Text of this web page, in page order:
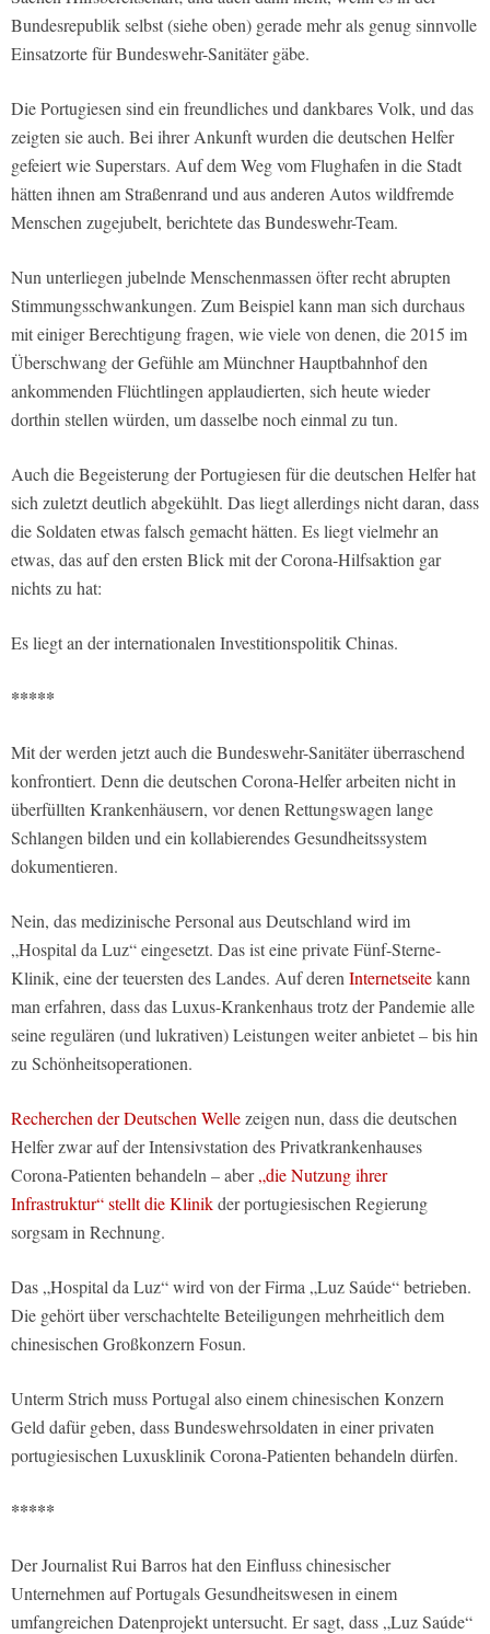
Bundesrepublik selbst (siehe oben) gerade mehr als genug sinnvolle
Einsatzorte für Bundeswehr-Sanitäter gäbe.
Die Portugiesen sind ein freundliches und dankbares Volk, und das
zeigten sie auch. Bei ihrer Ankunft wurden die deutschen Helfer
gefeiert wie Superstars. Auf dem Weg vom Flughafen in die Stadt
hätten ihnen am Straßenrand und aus anderen Autos wildfremde
Menschen zugejubelt, berichtete das Bundeswehr-Team.
Nun unterliegen jubelnde Menschenmassen öfter recht abrupten
Stimmungsschwankungen. Zum Beispiel kann man sich durchaus
mit einiger Berechtigung fragen, wie viele von denen, die 2015 im
Überschwang der Gefühle am Münchner Hauptbahnhof den
ankommenden Flüchtlingen applaudierten, sich heute wieder
dorthin stellen würden, um dasselbe noch einmal zu tun.
Auch die Begeisterung der Portugiesen für die deutschen Helfer hat
sich zuletzt deutlich abgekühlt. Das liegt allerdings nicht daran, dass
die Soldaten etwas falsch gemacht hätten. Es liegt vielmehr an
etwas, das auf den ersten Blick mit der Corona-Hilfsaktion gar
nichts zu hat:
Es liegt an der internationalen Investitionspolitik Chinas.
*****
Mit der werden jetzt auch die Bundeswehr-Sanitäter überraschend
konfrontiert. Denn die deutschen Corona-Helfer arbeiten nicht in
überfüllten Krankenhäusern, vor denen Rettungswagen lange
Schlangen bilden und ein kollabierendes Gesundheitssystem
dokumentieren.
Nein, das medizinische Personal aus Deutschland wird im
„Hospital da Luz“ eingesetzt. Das ist eine private Fünf-Sterne-
Klinik, eine der teuersten des Landes. Auf deren Internetseitekann
man erfahren, dass das Luxus-Krankenhaus trotz der Pandemie alle
seine regulären (und lukrativen) Leistungen weiter anbietet – bis hin
zu Schönheitsoperationen.
Recherchen der Deutschen Wellezeigen nun, dass die deutschen
Helfer zwar auf der Intensivstation des Privatkrankenhauses
Corona-Patienten behandeln – aber„die Nutzung ihrer
Infrastruktur“ stellt die Klinikder portugiesischen Regierung
sorgsam in Rechnung.
Das „Hospital da Luz“ wird von der Firma „Luz Saúde“ betrieben.
Die gehört über verschachtelte Beteiligungen mehrheitlich dem
chinesischen Großkonzern Fosun.
Unterm Strich muss Portugal also einem chinesischen Konzern
Geld dafür geben, dass Bundeswehrsoldaten in einer privaten
portugiesischen Luxusklinik Corona-Patienten behandeln dürfen.
*****
Der Journalist Rui Barros hat den Einfluss chinesischer
Unternehmen auf Portugals Gesundheitswesen in einem
umfangreichen Datenprojekt untersucht. Er sagt, dass „Luz Saúde“